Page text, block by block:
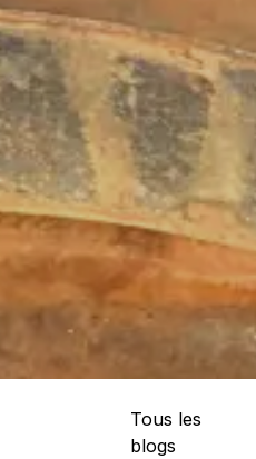
Tous les
blogs